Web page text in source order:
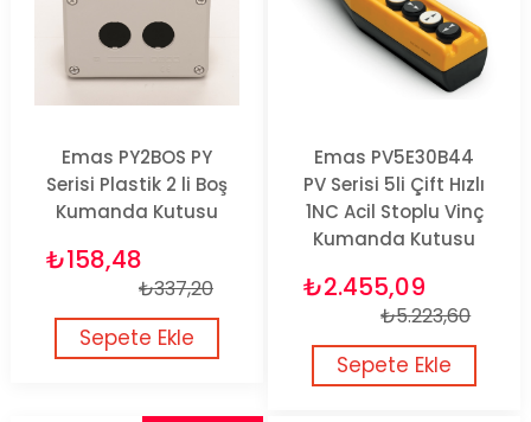
Emas PY2BOS PY
Serisi Plastik 2 li Boş
Kumanda Kutusu
₺158,48
₺337,20
Sepete Ekle
Emas PV5E30B44
PV Serisi 5li Çift Hızlı
1NC Acil Stoplu Vinç
Kumanda Kutusu
₺2.455,09
₺5.223,60
Sepete Ekle